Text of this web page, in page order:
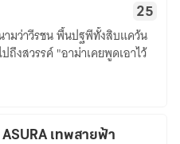
25
มว่าวีรชน พื้นปฐพีทั้งสิบแคว้น
งสวรรค์ "อาม่าเคยพูดเอาไว้
ASURA เทพสายฟ้า